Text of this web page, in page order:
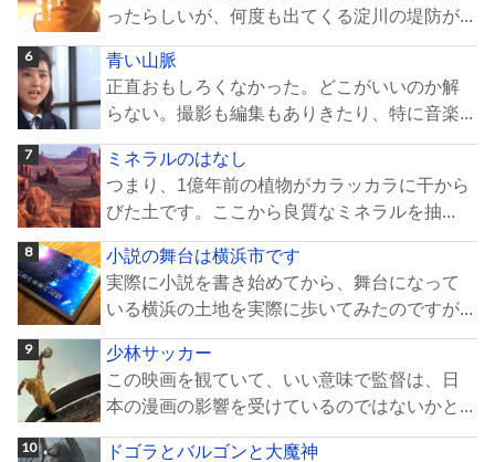
ったらしいが、何度も出てくる淀川の堤防が...
青い山脈
正直おもしろくなかった。どこがいいのか解
らない。撮影も編集もありきたり、特に音楽...
ミネラルのはなし
つまり、1億年前の植物がカラッカラに干から
びた土です。ここから良質なミネラルを抽...
小説の舞台は横浜市です
実際に小説を書き始めてから、舞台になって
いる横浜の土地を実際に歩いてみたのですが...
少林サッカー
この映画を観ていて、いい意味で監督は、日
本の漫画の影響を受けているのではないかと...
ドゴラとバルゴンと大魔神